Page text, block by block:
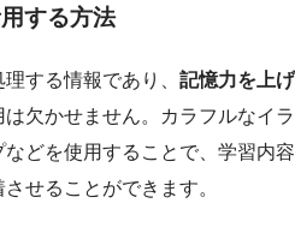
する方法
する情報であり、 記憶力を上げ
欠かせません。カラフルなイラ
どを使用することで、学習内容
せることができます。